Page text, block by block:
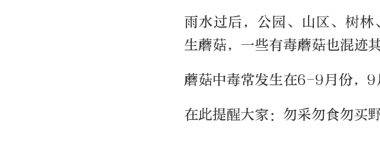
雨水过后，公园、山区、树
生蘑菇，一些有毒蘑菇也混迹其
蘑菇中毒常发生在6-9月份，9
在此提醒大家：勿采勿食勿买